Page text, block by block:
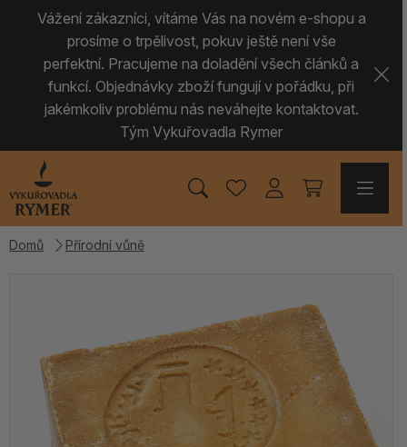
Vážení zákazníci, vítáme Vás na novém e-shopu a
prosíme o trpělivost, pokuv ještě není vše
perfektní. Pracujeme na doladění všech článků a
funkcí. Objednávky zboží fungují v pořádku, při
jakémkoliv problému nás neváhejte kontaktovat.
Tým Vykuřovadla Rymer
Domů Přírodní vůně